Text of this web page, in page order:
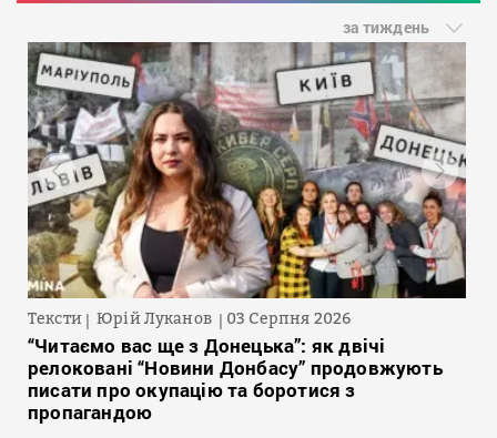
за тиждень
Тексти Юрій Луканов 03 Серпня 2026
“Читаємо вас ще з Донецька”: як двічі
релоковані “Новини Донбасу” продовжують
писати про окупацію та боротися з
пропагандою